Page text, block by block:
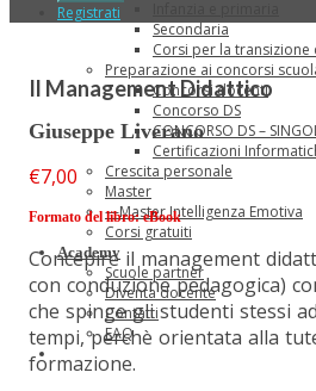
Secondaria
Corsi per la transizione
Preparazione ai concorsi
Concorsi docenti
Concorso DS
CONCORSO DS –
Certificazioni
Crescita personale
Master
—Master Intelligenza Emotiva
Corsi gratuiti
Academy
Scuole partner
Diventa docente
Contatti
FAQ
Registrati
Il Management Didattico
Giuseppe Liverano
€7,00
Formato del libro: eBook
Concepire il management
con conduzione pedagogica)
che spinge gli studenti stessi
tempi, perchè orientata alla
formazione.